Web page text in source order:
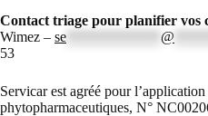
Contact triage pour planifier vos
Wimez – se @
53
Servicar est agréé pour
phytopharmaceutiques, N°